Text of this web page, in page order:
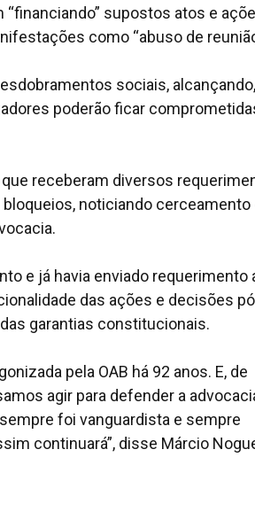
supostos atos e
como “abuso de
sociais, alcançando,
poderão ficar
receberam diversos
noticiando cerceamento
e já havia enviado requerimento
das ações e decisões
garantias constitucionais.
pela OAB há 92 anos. E, de
agir para defender a
foi vanguardista e sempre
continuará”, disse Márcio